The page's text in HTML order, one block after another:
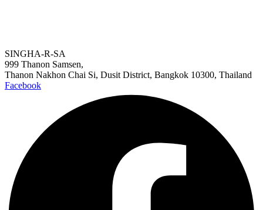
SINGHA-R-SA
999 Thanon Samsen,
Thanon Nakhon Chai Si, Dusit District, Bangkok 10300, Thailand
Facebook